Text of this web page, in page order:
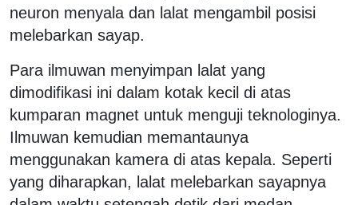
neuron menyala dan lalat mengambil posisi
melebarkan sayap.
Para ilmuwan menyimpan lalat yang
dimodifikasi ini dalam kotak kecil di atas
kumparan magnet untuk menguji teknologinya.
Ilmuwan kemudian memantaunya
menggunakan kamera di atas kepala. Seperti
yang diharapkan, lalat melebarkan sayapnya